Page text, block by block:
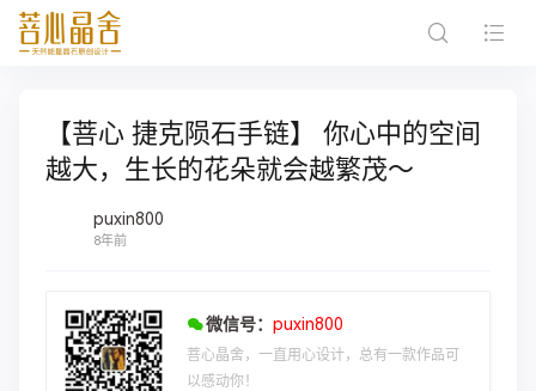
【菩心 捷克陨石手链】 你心中的空间
越大，生长的花朵就会越繁茂～
puxin800
8年前
微信号： puxin800
菩心晶舍，一直用心设计，总有一款作品可
以感动你！